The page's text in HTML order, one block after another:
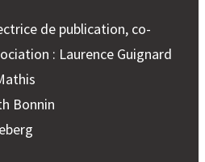
de publication, co-
: Laurence Guignard
Bonnin